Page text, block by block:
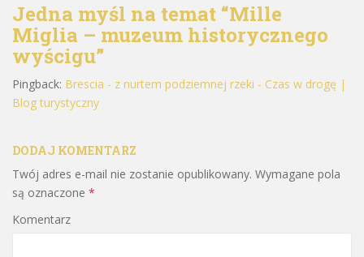
Jedna myśl na temat “Mille
Miglia – muzeum historycznego
wyścigu”
Pingback: Brescia - z nurtem podziemnej rzeki - Czas w drogę |
Blog turystyczny
DODAJ KOMENTARZ
Twój adres e-mail nie zostanie opublikowany. Wymagane pola
są oznaczone *
Komentarz